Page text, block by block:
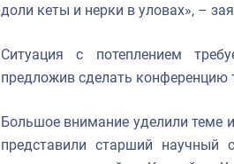
доли кеты и нерки в уловах», –
Ситуация с потеплением
предложив сделать конференцию
Большое внимание уделили теме
представили старший научный